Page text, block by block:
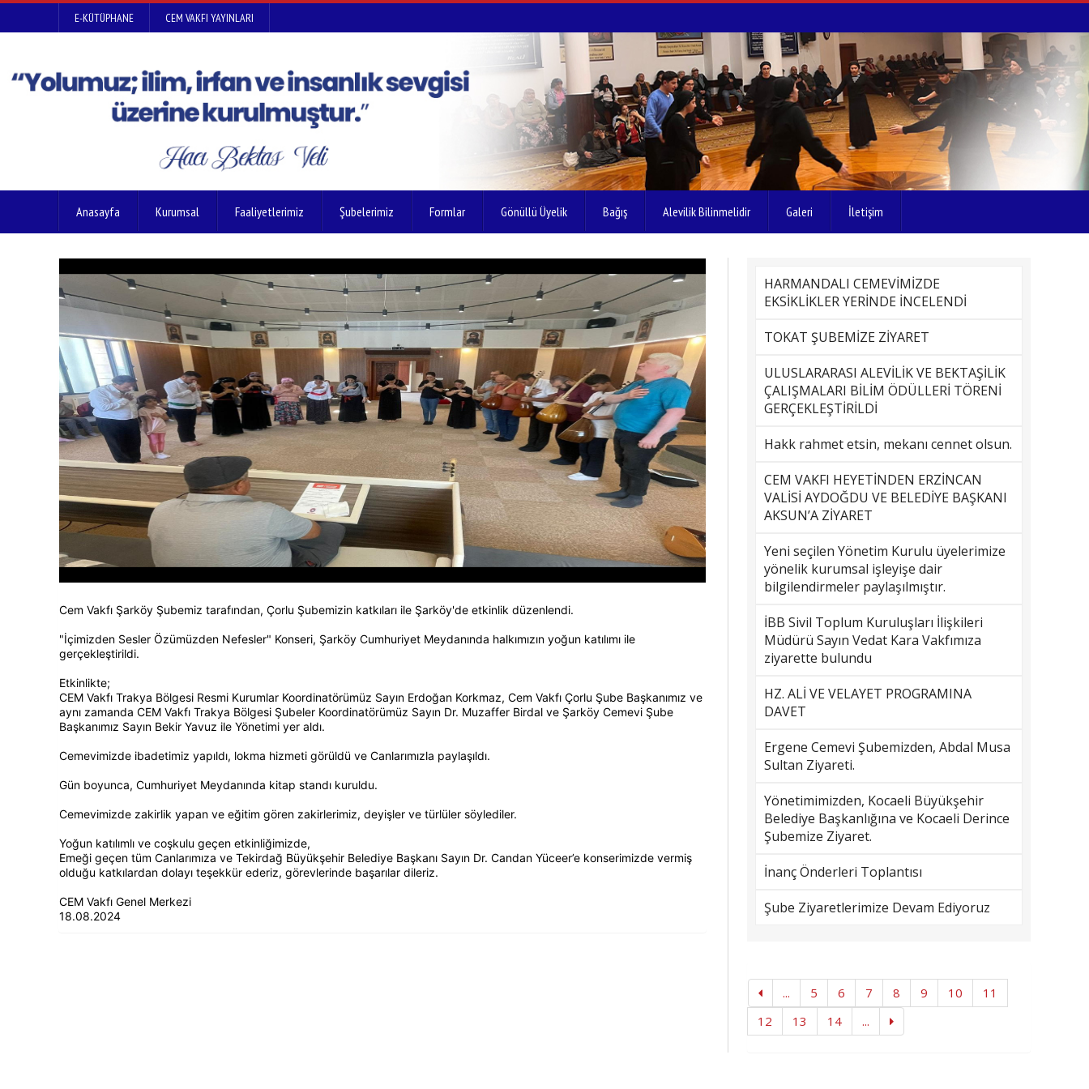
E-KÜTÜPHANE CEM VAKFI YAYINLARI
Anasayfa Kurumsal Faaliyetlerimiz Şubelerimiz Formlar Gönüllü Üyelik Bağış Alevilik Bilinmelidir Galeri İletişim
Cem Vakfı Şarköy Şubemiz tarafından, Çorlu Şubemizin katkıları ile Şarköy'de etkinlik düzenlendi.
"İçimizden Sesler Özümüzden Nefesler" Konseri, Şarköy Cumhuriyet Meydanında halkımızın yoğun katılımı ile
gerçekleştirildi.
Etkinlikte;
CEM Vakfı Trakya Bölgesi Resmi Kurumlar Koordinatörümüz Sayın Erdoğan Korkmaz, Cem Vakfı Çorlu Şube Başkanımız ve
aynı zamanda CEM Vakfı Trakya Bölgesi Şubeler Koordinatörümüz Sayın Dr. Muzaffer Birdal ve Şarköy Cemevi Şube
Başkanımız Sayın Bekir Yavuz ile Yönetimi yer aldı.
Cemevimizde ibadetimiz yapıldı, lokma hizmeti görüldü ve Canlarımızla paylaşıldı.
Gün boyunca, Cumhuriyet Meydanında kitap standı kuruldu.
Cemevimizde zakirlik yapan ve eğitim gören zakirlerimiz, deyişler ve türlüler söylediler.
Yoğun katılımlı ve coşkulu geçen etkinliğimizde,
Emeği geçen tüm Canlarımıza ve Tekirdağ Büyükşehir Belediye Başkanı Sayın Dr. Candan Yüceer’e konserimizde vermiş
olduğu katkılardan dolayı teşekkür ederiz, görevlerinde başarılar dileriz.
CEM Vakfı Genel Merkezi
18.08.2024
HARMANDALI CEMEVİMİZDE
EKSİKLİKLER YERİNDE İNCELENDİ
TOKAT ŞUBEMİZE ZİYARET
ULUSLARARASI ALEVİLİK VE BEKTAŞİLİK
ÇALIŞMALARI BİLİM ÖDÜLLERİ TÖRENİ
GERÇEKLEŞTİRİLDİ
Hakk rahmet etsin, mekanı cennet olsun.
CEM VAKFI HEYETİNDEN ERZİNCAN
VALİSİ AYDOĞDU VE BELEDİYE BAŞKANI
AKSUN’A ZİYARET
Yeni seçilen Yönetim Kurulu üyelerimize
yönelik kurumsal işleyişe dair
bilgilendirmeler paylaşılmıştır.
İBB Sivil Toplum Kuruluşları İlişkileri
Müdürü Sayın Vedat Kara Vakfımıza
ziyarette bulundu
HZ. ALİ VE VELAYET PROGRAMINA
DAVET
Ergene Cemevi Şubemizden, Abdal Musa
Sultan Ziyareti.
Yönetimimizden, Kocaeli Büyükşehir
Belediye Başkanlığına ve Kocaeli Derince
Şubemize Ziyaret.
İnanç Önderleri Toplantısı
Şube Ziyaretlerimize Devam Ediyoruz
... 5 6 7 8 9 10
11
12
13 14 ...